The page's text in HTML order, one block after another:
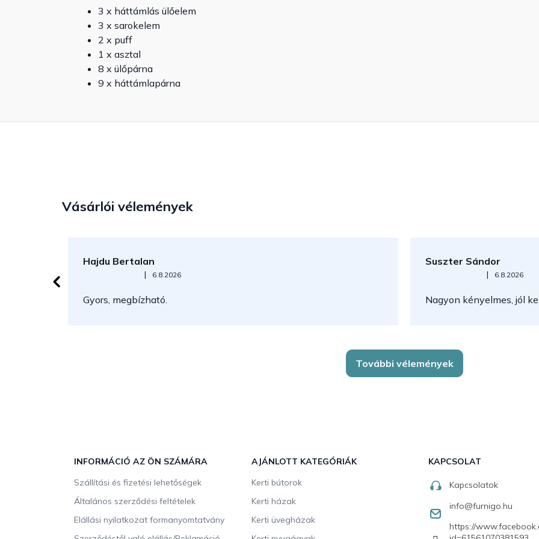
3 x háttámlás ülőelem
3 x sarokelem
2 x puff
1 x asztal
8 x ülőpárna
9 x háttámlapárna
Vásárlói vélemények
Hajdu Bertalan
Az áruház értékelése 5-ből 5 csillag.
| 6.8.2026
Gyors, megbízható.
Suszter Sándor
Az áruház értékelése 5-ből
| 6.8.2026
Nagyon kényelmes, jól
További vélemények
INFORMÁCIÓ AZ ÖN SZÁMÁRA
Szállítási és fizetési lehetőségek
Általános szerződési feltételek
Elállási nyilatkozat formanyomtatvány
AJÁNLOTT KATEGÓRIÁK
Kerti bútorok
Kerti házak
Kerti üvegházak
KAPCSOLAT
Kapcsolatok
info@furnigo.hu
https://